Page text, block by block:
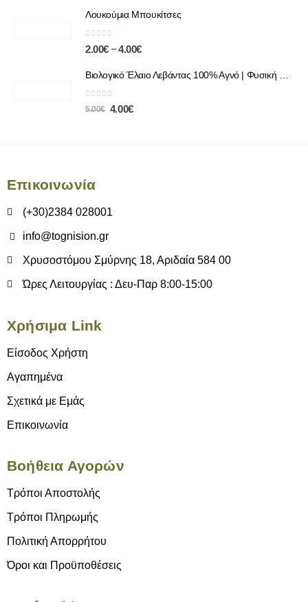
Λουκούμια Μπουκίτσες
0out of 5
2.00€ – 4.00€
0 out of 5
5.00€ 4.00€
Επικοινωνία
(+30)2384 028001
info@tognision.gr
Χρυσοστόμου Σμύρνης 18, Αριδαία 584 00
Ώρες Λειτουργίας : Δευ-Παρ 8:00-15:00
Χρήσιμα Link
Είσοδος Χρήστη
Αγαπημένα
Σχετικά με Εμάς
Επικοινωνία
Βοήθεια Αγορών
Τρόποι Αποστολής
Τρόποι Πληρωμής
Πολιτική Απορρήτου
Όροι και Προϋποθέσεις